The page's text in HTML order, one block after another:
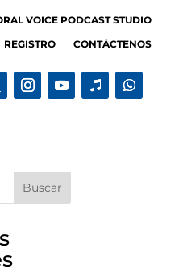
VOICE PODCAST STUDIO
REGISTRO CONTÁCTENOS
Buscar